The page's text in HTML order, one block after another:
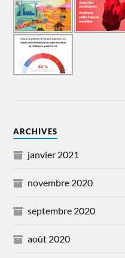
ARCHIVES
janvier 2021
novembre 2020
septembre 2020
août 2020